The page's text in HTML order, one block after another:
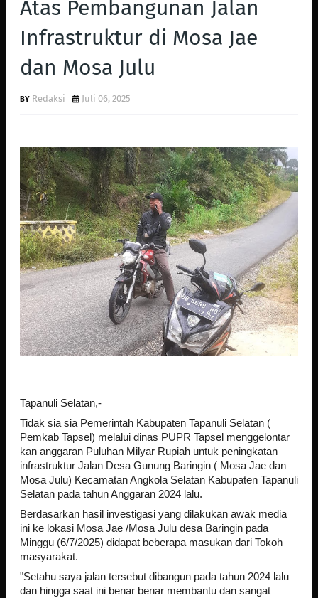
Atas Pembangunan Jalan
Infrastruktur di Mosa Jae
dan Mosa Julu
Redaksi Juli 06, 2025
Tapanuli Selatan,-
Tidak sia sia Pemerintah Kabupaten Tapanuli Selatan (
Pemkab Tapsel) melalui dinas PUPR Tapsel menggelontar
kan anggaran Puluhan Milyar Rupiah untuk peningkatan
infrastruktur Jalan Desa Gunung Baringin ( Mosa Jae dan
Mosa Julu) Kecamatan Angkola Selatan Kabupaten Tapanuli
Selatan pada tahun Anggaran 2024 lalu.
Berdasarkan hasil investigasi yang dilakukan awak media
ini ke lokasi Mosa Jae /Mosa Julu desa Baringin pada
Minggu (6/7/2025) didapat beberapa masukan dari Tokoh
masyarakat.
"Setahu saya jalan tersebut dibangun pada tahun 2024 lalu
dan hingga saat ini benar benar membantu dan sangat